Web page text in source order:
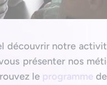
découvrir notre
présenter nos
le programme